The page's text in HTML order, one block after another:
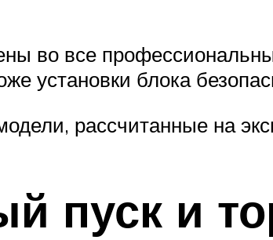
во все
установки блока
рассчитанные на
пуск и